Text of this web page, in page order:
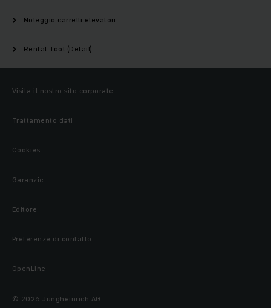
Noleggio carrelli elevatori
Rental Tool (Detail)
Visita il nostro sito corporate
Trattamento dati
Cookies
Garanzie
Editore
Preferenze di contatto
OpenLine
© 2026 Jungheinrich AG